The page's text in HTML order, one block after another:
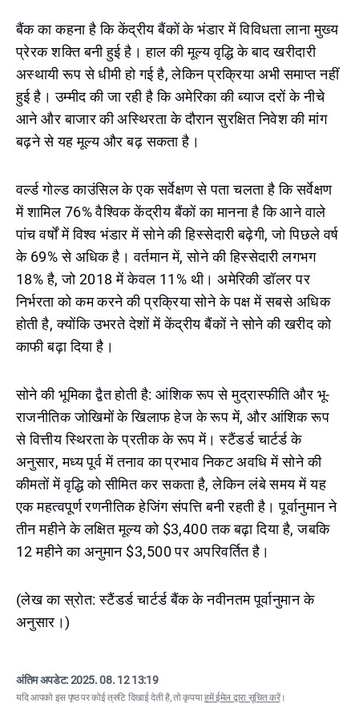
बैंक का कहना है कि केंद्रीय बैंकों के भंडार में विविधता लाना मुख्य
प्रेरक शक्ति बनी हुई है। हाल की मूल्य वृद्धि के बाद खरीदारी
अस्थायी रूप से धीमी हो गई है, लेकिन प्रक्रिया अभी समाप्त नहीं
हुई है। उम्मीद की जा रही है कि अमेरिका की ब्याज दरों के नीचे
आने और बाजार की अस्थिरता के दौरान सुरक्षित निवेश की मांग
बढ़ने से यह मूल्य और बढ़ सकता है।
वर्ल्ड गोल्ड काउंसिल के एक सर्वेक्षण से पता चलता है कि सर्वेक्षण
में शामिल 76% वैश्विक केंद्रीय बैंकों का मानना ​​है कि आने वाले
पांच वर्षों में विश्व भंडार में सोने की हिस्सेदारी बढ़ेगी, जो पिछले वर्ष
के 69% से अधिक है। वर्तमान में, सोने की हिस्सेदारी लगभग
18% है, जो 2018 में केवल 11% थी। अमेरिकी डॉलर पर
निर्भरता को कम करने की प्रक्रिया सोने के पक्ष में सबसे अधिक
होती है, क्योंकि उभरते देशों में केंद्रीय बैंकों ने सोने की खरीद को
काफी बढ़ा दिया है।
सोने की भूमिका द्वैत होती है: आंशिक रूप से मुद्रास्फीति और भू-
राजनीतिक जोखिमों के खिलाफ हेज के रूप में, और आंशिक रूप
से वित्तीय स्थिरता के प्रतीक के रूप में। स्टैंडर्ड चार्टर्ड के
अनुसार, मध्य पूर्व में तनाव का प्रभाव निकट अवधि में सोने की
कीमतों में वृद्धि को सीमित कर सकता है, लेकिन लंबे समय में यह
एक महत्वपूर्ण रणनीतिक हेजिंग संपत्ति बनी रहती है। पूर्वानुमान ने
तीन महीने के लक्षित मूल्य को $3,400 तक बढ़ा दिया है, जबकि
12 महीने का अनुमान $3,500 पर अपरिवर्तित है।
(लेख का स्रोत: स्टैंडर्ड चार्टर्ड बैंक के नवीनतम पूर्वानुमान के
अनुसार।)
अंतिम अपडेट:2025. 08. 12 13:19
यदि आपको इस पृष्ठ पर कोई त्रुटि दिखाई देती है, तो कृपयाहमें ईमेल द्वारा सूचित करें।